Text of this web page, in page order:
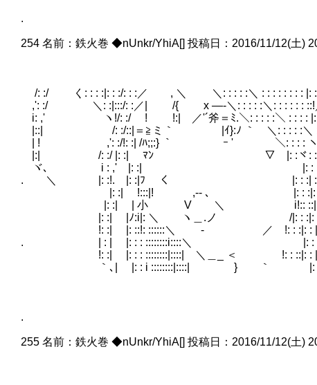
.
254 名前：鉄火巻 ◆nUnkr/YhiA[] 投稿日：2016/11/12(土)
/: :/ く: : : :|: : :/: : :／ , ＼ ＼: : : : :＼ : : : : : : : : |: : :
,': :/ ＼: :|:::/: :／| /{ x ―‐＼: : : : :＼: : : : : : ::!
i: ,' ヽ!/: :/ ! !:| ／'´斧＝ﾐ.＼: : : : :＼ : : : : |: : :
|::| /: :/::|＝≧ミ｀ |ｲ}:ﾉ ｀ ＼: : : : :＼ : : |
| ! ,': :/!: :| /ﾊ;;:} ｀ ｰ ' ＼: : : : ヽ r -
|:| /: :/ |: :| ﾏﾝ ▽ |: :ヾ: : : : :､| ｿ
ヾ､ i : ,' |: :| |: : :|｀､: : :
. ＼ |: :!. |: :|ﾌ く |: : :| : ヽ: : : V／:/: :
|: :| !:::|! ,-- ､ |: : :|: : | }: : : i:
|: :| | 小 V ＼ i!:: ::|: : |｜: :
|: :| |ﾉ:i|: ＼ ヽ＿.ノ /|: : :|: : |｜:
!: :| |: ::!: ::::::＼ - ／ !: : :|: : |｜:
. | : | |: : : ::::::::i::::＼ |: : ::|: : |
!: :| |: : : ::::::::|::::| ＼＿_ ＜ !: : ::|: : |
｀､| |: : i ::::::::|::::| } ｀ |: : : |: :
.
255 名前：鉄火巻 ◆nUnkr/YhiA[] 投稿日：2016/11/12(土)